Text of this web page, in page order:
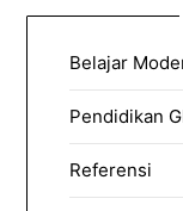
Belajar
Pendidikan
Referensi